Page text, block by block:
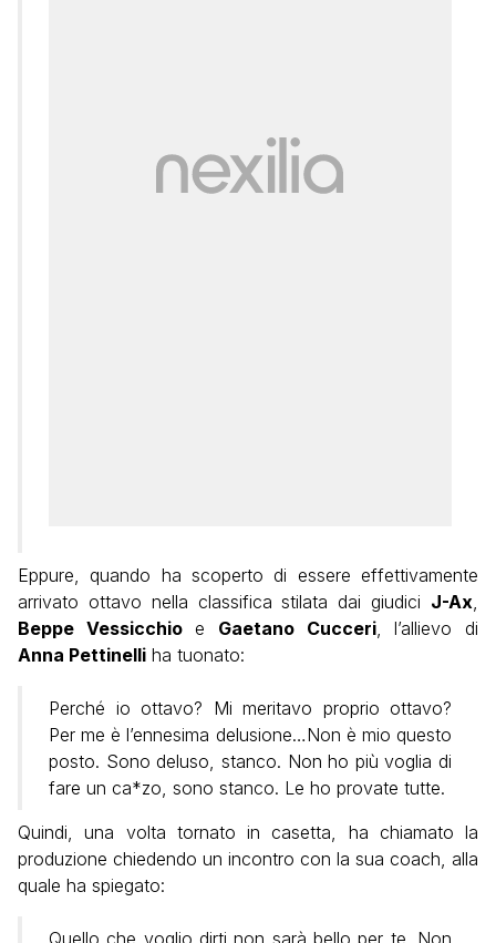
Eppure, quando ha scoperto di essere effettivamente
arrivato ottavo nella classifica stilata dai giudici J-Ax
Beppe Vessicchioe Gaetano Cucceri, l’allievo di
Anna Pettinelli ha tuonato:
Perché io ottavo? Mi meritavo proprio ottavo?
Per me è l’ennesima delusione…Non è mio questo
posto. Sono deluso, stanco. Non ho più voglia di
fare un ca*zo, sono stanco. Le ho provate tutte.
Quindi, una volta tornato in casetta, ha chiamato la
produzione chiedendo un incontro con la sua coach, alla
quale ha spiegato:
Quello che voglio dirti non sarà bello per te. Non